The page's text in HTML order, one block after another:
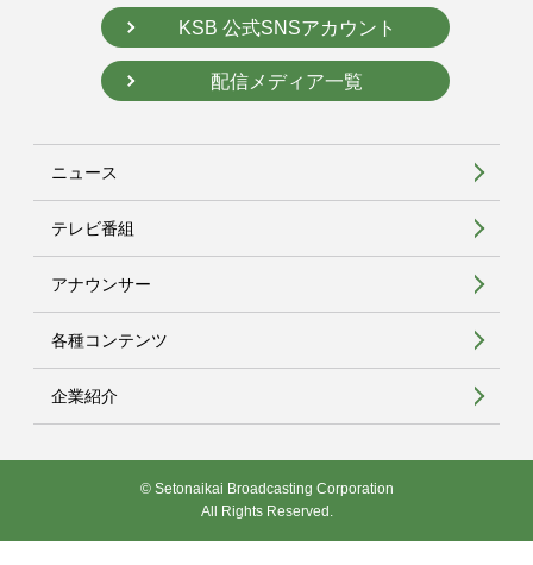
KSB 公式SNSアカウント
配信メディア一覧
ニュース
テレビ番組
アナウンサー
各種コンテンツ
企業紹介
© Setonaikai Broadcasting Corporation
All Rights Reserved.